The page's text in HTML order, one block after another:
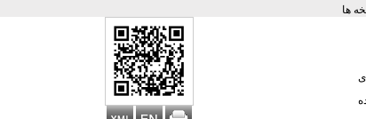
ها
علوم پزشکی مشهد طی سالهای 82-81 بوده